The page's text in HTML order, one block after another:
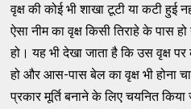
वृक्ष की कोई भी शाखा टूटी या कटी हुई
ऐसा नीम का वृक्ष किसी तिराहे के पास
हो। यह भी देखा जाता है कि उस वृक्ष
हो और आस-पास बेल का वृक्ष भी होना
प्रकार मूर्ति बनाने के लिए चयनित